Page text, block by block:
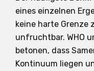
eines einzelnen
keine harte
unfruchtbar. WHO
betonen, dass
Kontinuum liegen